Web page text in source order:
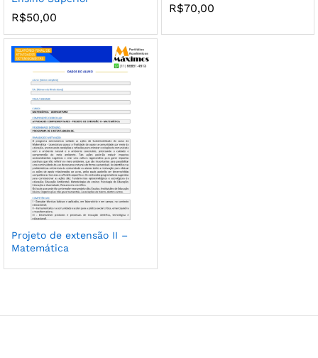
R$50,00
R$70,00
Projeto de extensão II –
Matemática